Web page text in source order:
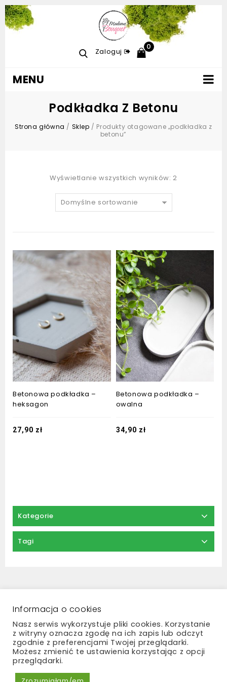
Zaloguj
0
MENU
Podkładka Z Betonu
Strona główna / Sklep / Produkty otagowane „podkładka z
betonu”
Wyświetlanie wszystkich wyników: 2
Domyślne sortowanie
Betonowa podkładka –
heksagon
27,90 zł
Betonowa podkładka –
owalna
34,90 zł
Kategorie
Tagi
Polityka prywatności
Kontakt
Copyright © 2026 Madame Bouquet
Informacja o cookies
Nasz serwis wykorzystuje pliki cookies. Korzystanie
z witryny oznacza zgodę na ich zapis lub odczyt
zgodnie z preferencjami Twojej przeglądarki.
Możesz zmienić te ustawienia korzystając z opcji
przeglądarki.